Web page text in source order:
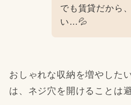
でも賃貸だから
い…💦
おしゃれな収納を増やした
は、ネジ穴を開けることは